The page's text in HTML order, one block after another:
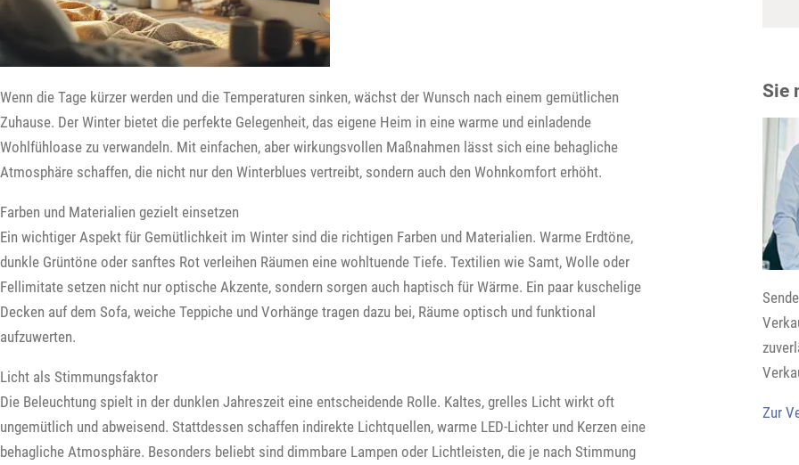
Wenn die Tage kürzer werden und die Temperaturen sinken, wächst der Wunsch nach einem gemütlichen
Zuhause. Der Winter bietet die perfekte Gelegenheit, das eigene Heim in eine warme und einladende
Wohlfühloase zu verwandeln. Mit einfachen, aber wirkungsvollen Maßnahmen lässt sich eine behagliche
Atmosphäre schaffen, die nicht nur den Winterblues vertreibt, sondern auch den Wohnkomfort erhöht.
Farben und Materialien gezielt einsetzen
Ein wichtiger Aspekt für Gemütlichkeit im Winter sind die richtigen Farben und Materialien. Warme Erdtöne,
dunkle Grüntöne oder sanftes Rot verleihen Räumen eine wohltuende Tiefe. Textilien wie Samt, Wolle oder
Fellimitate setzen nicht nur optische Akzente, sondern sorgen auch haptisch für Wärme. Ein paar kuschelige
Decken auf dem Sofa, weiche Teppiche und Vorhänge tragen dazu bei, Räume optisch und funktional
aufzuwerten.
Licht als Stimmungsfaktor
Die Beleuchtung spielt in der dunklen Jahreszeit eine entscheidende Rolle. Kaltes, grelles Licht wirkt oft
ungemütlich und abweisend. Stattdessen schaffen indirekte Lichtquellen, warme LED-Lichter und Kerzen eine
behagliche Atmosphäre. Besonders beliebt sind dimmbare Lampen oder Lichtleisten, die je nach Stimmung
Sie
Zur